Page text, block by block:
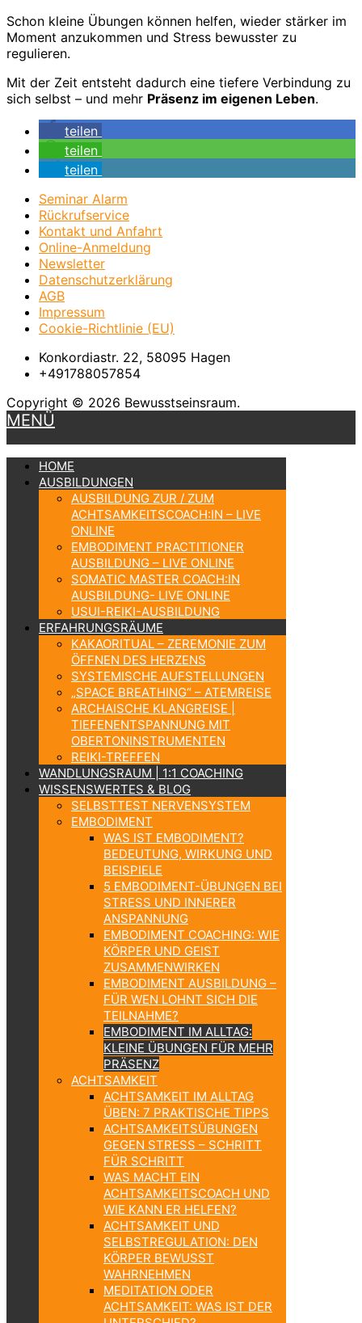
Schon kleine Übungen können helfen, wieder stärker im
Moment anzukommen und Stress bewusster zu
regulieren.
Mit der Zeit entsteht dadurch eine tiefere Verbindung zu
sich selbst – und mehr Präsenz im eigenen Leben.
teilen
teilen
teilen
Seminar Alarm
Rückrufservice
Kontakt und Anfahrt
Online-Anmeldung
Newsletter
Datenschutzerklärung
AGB
Impressum
Cookie-Richtlinie (EU)
Konkordiastr. 22, 58095 Hagen
+491788057854
Copyright © 2026 Bewusstseinsraum.
MENÜ
HOME
AUSBILDUNGEN
AUSBILDUNG ZUR / ZUM
ACHTSAMKEITSCOACH:IN – LIVE
ONLINE
EMBODIMENT PRACTITIONER
AUSBILDUNG – LIVE ONLINE
SOMATIC MASTER COACH:IN
AUSBILDUNG- LIVE ONLINE
USUI-REIKI-AUSBILDUNG
ERFAHRUNGSRÄUME
KAKAORITUAL – ZEREMONIE ZUM
ÖFFNEN DES HERZENS
SYSTEMISCHE AUFSTELLUNGEN
„SPACE BREATHING“ – ATEMREISE
ARCHAISCHE KLANGREISE |
TIEFENENTSPANNUNG MIT
OBERTONINSTRUMENTEN
REIKI-TREFFEN
WANDLUNGSRAUM | 1:1 COACHING
WISSENSWERTES & BLOG
SELBSTTEST NERVENSYSTEM
EMBODIMENT
WAS IST EMBODIMENT?
BEDEUTUNG, WIRKUNG UND
BEISPIELE
5 EMBODIMENT-ÜBUNGEN BEI
STRESS UND INNERER
ANSPANNUNG
EMBODIMENT COACHING: WIE
KÖRPER UND GEIST
ZUSAMMENWIRKEN
EMBODIMENT AUSBILDUNG –
FÜR WEN LOHNT SICH DIE
TEILNAHME?
EMBODIMENT IM ALLTAG:
KLEINE ÜBUNGEN FÜR MEHR
PRÄSENZ
ACHTSAMKEIT
ACHTSAMKEIT IM ALLTAG
ÜBEN: 7 PRAKTISCHE TIPPS
ACHTSAMKEITSÜBUNGEN
GEGEN STRESS – SCHRITT
FÜR SCHRITT
WAS MACHT EIN
ACHTSAMKEITSCOACH UND
WIE KANN ER HELFEN?
ACHTSAMKEIT UND
SELBSTREGULATION: DEN
KÖRPER BEWUSST
WAHRNEHMEN
MEDITATION ODER
ACHTSAMKEIT: WAS IST DER